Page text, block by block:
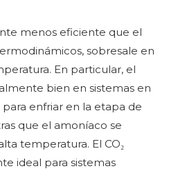
menos eficiente que el
sobresale en
En particular, el
bien en sistemas en
enfriar en la etapa de
que el amoníaco se
temperatura. El CO₂
ideal para sistemas